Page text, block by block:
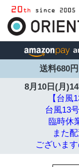
送料680
8月10日(月
【台風
台風13
臨時休
また
ございま